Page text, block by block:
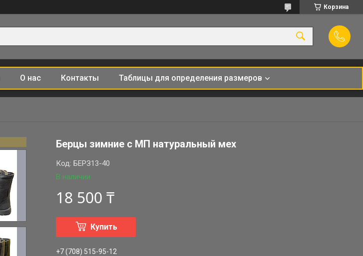
Корзина
О нас Контакты Таблицы для определения размеров
Берцы зимние с МП натуральный мех
В наличии
Код:БЕРЗ13-40
18 500 ₸
Купить
+7 (708) 515-95-12